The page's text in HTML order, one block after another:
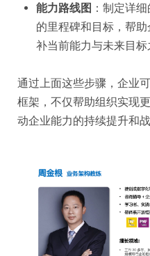
能力路线图 ：制定详
的里程碑和目标，帮
补当前能力与未来目标
通过上面这些步骤，企业
框架，不仅帮助组织实现
动企业能力的持续提升和